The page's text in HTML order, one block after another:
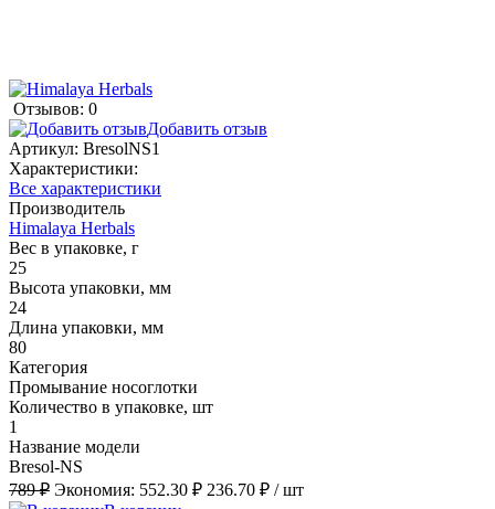
Отзывов: 0
Добавить отзыв
Артикул: BresolNS1
Характеристики:
Все характеристики
Производитель
Himalaya Herbals
Вес в упаковке, г
25
Высота упаковки, мм
24
Длина упаковки, мм
80
Категория
Промывание носоглотки
Количество в упаковке, шт
1
Название модели
Bresol-NS
789 ₽ Экономия: 552.30 ₽ 236.70 ₽ / шт